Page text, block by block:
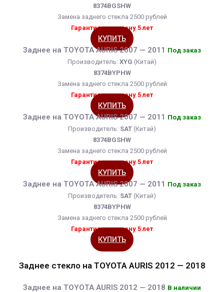
8374BGSHW
Замена заднего стекла 2500 рублей
Гарантия на замену 5 лет
КУПИТЬ
Заднее на TOYOTA AURIS 2007 — 2011 Под заказ
Производитель: XYG (Китай)
8374BYPHW
Замена заднего стекла 2500 рублей
Гарантия на замену 5 лет
КУПИТЬ
Заднее на TOYOTA AURIS 2007 — 2011 Под заказ
Производитель: SAT (Китай)
8374BGSHW
Замена заднего стекла 2500 рублей
Гарантия на замену 5 лет
КУПИТЬ
Заднее на TOYOTA AURIS 2007 — 2011 Под заказ
Производитель: SAT (Китай)
8374BYPHW
Замена заднего стекла 2500 рублей
Гарантия на замену 5 лет
КУПИТЬ
Заднее стекло на TOYOTA AURIS 2012 — 2018
Заднее на TOYOTA AURIS 2012 — 2018 В наличии